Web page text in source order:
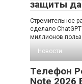
защиты
Стремительное
сделало
миллионов
Новости
Телефон
Note 2026